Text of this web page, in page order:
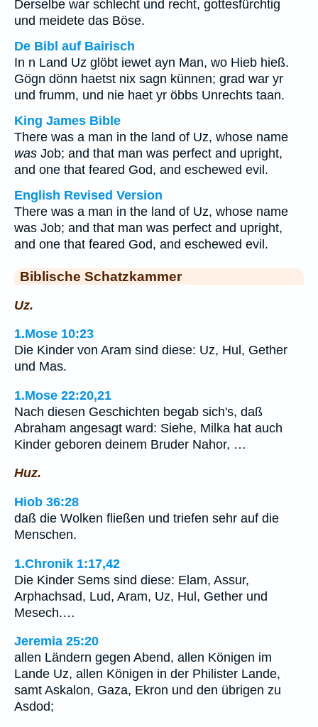
Derselbe war schlecht und recht, gottesfürchtig
und meidete das Böse.
De Bibl auf Bairisch
In n Land Uz glöbt iewet ayn Man, wo Hieb hieß.
Gögn dönn haetst nix sagn künnen; grad war yr
und frumm, und nie haet yr öbbs Unrechts taan.
King James Bible
There was a man in the land of Uz, whose name
was Job; and that man was perfect and upright,
and one that feared God, and eschewed evil.
English Revised Version
There was a man in the land of Uz, whose name
was Job; and that man was perfect and upright,
and one that feared God, and eschewed evil.
Biblische Schatzkammer
Uz.
1.Mose 10:23
Die Kinder von Aram sind diese: Uz, Hul, Gether
und Mas.
1.Mose 22:20,21
Nach diesen Geschichten begab sich's, daß
Abraham angesagt ward: Siehe, Milka hat auch
Kinder geboren deinem Bruder Nahor, …
Huz.
Hiob 36:28
daß die Wolken fließen und triefen sehr auf die
Menschen.
1.Chronik 1:17,42
Die Kinder Sems sind diese: Elam, Assur,
Arphachsad, Lud, Aram, Uz, Hul, Gether und
Mesech.…
Jeremia 25:20
allen Ländern gegen Abend, allen Königen im
Lande Uz, allen Königen in der Philister Lande,
samt Askalon, Gaza, Ekron und den übrigen zu
Asdod;